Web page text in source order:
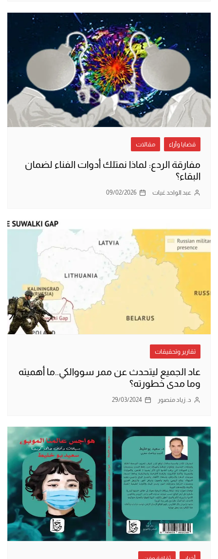
قضايا وآراء مقالات
مفارقة الردع: لماذا نمتلك أدوات الفناء لضمان
البقاء؟
عبد الواحد غيات 09/02/2026
تقارير وتحقيقات
عاد الجميع ليتحدث عن ممر سووالكي..ما أهميته
وما مدى خطورته؟
د. زياد منصور 29/03/2024